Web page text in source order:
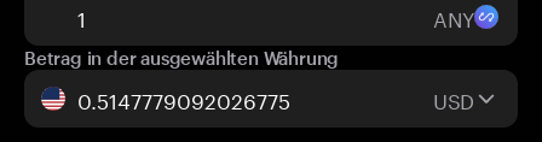
ANY
Betrag in der ausgewählten Währung
USD